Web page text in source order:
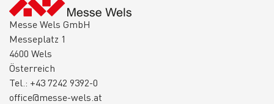
Messe Wels GmbH
Messeplatz 1
4600 Wels
Österreich
Tel.: +43 7242 9392-0
office@messe-wels.at